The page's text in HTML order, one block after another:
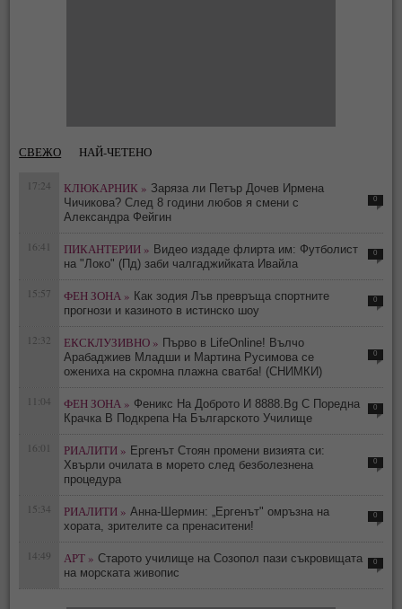
СВЕЖО НАЙ-ЧЕТЕНО
17:24 КЛЮКАРНИК » Заряза ли Петър Дочев Ирмена
Чичикова? След 8 години любов я смени с
Александра Фейгин
0
16:41 ПИКАНТЕРИИ » Видео издаде флирта им: Футболист
на "Локо" (Пд) заби чалгаджийката Ивайла
0
15:57 ФЕН ЗОНА » Как зодия Лъв превръща спортните
прогнози и казиното в истинско шоу
0
12:32 ЕКСКЛУЗИВНО » Първо в LifeOnline! Вълчо
Арабаджиев Младши и Мартина Русимова сe
oжениха на скромна плажна сватба! (СНИМКИ)
0
11:04 ФЕН ЗОНА » Феникс На Доброто И 8888.Bg С Поредна
Крачка В Подкрепа На Българското Училище
0
16:01 РИАЛИТИ » Ергенът Стоян промени визията си:
Хвърли очилата в морето след безболезнена
процедура
0
15:34 РИАЛИТИ » Анна-Шермин: „Ергенът" омръзна на
хората, зрителите са пренаситени!
0
14:49 АРТ » Старото училище на Созопол пази съкровищата
на морската живопис
0